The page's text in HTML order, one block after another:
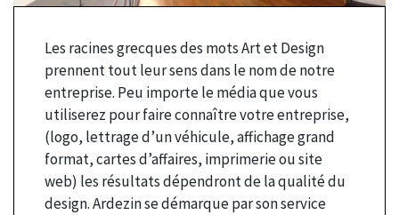
Les racines grecques des mots Art et Design
prennent tout leur sens dans le nom de notre
entreprise. Peu importe le média que vous
utiliserez pour faire connaître votre entreprise,
(logo, lettrage d’un véhicule, affichage grand
format, cartes d’affaires, imprimerie ou site
web) les résultats dépendront de la qualité du
design. Ardezin se démarque par son service